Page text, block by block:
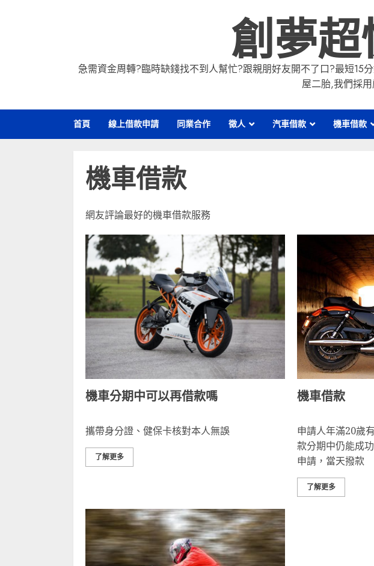
創夢
急需資金周轉?臨時缺錢找不到人幫忙?跟親朋好友開不了口?最短
屋二胎,我們採
首頁 線上借款申請 同業合作 徵人 汽車借款 機車借款
機車借款
網友評論最好的機車借款服務
機車分期中可以再借款嗎
攜帶身分證、健保卡核對本人無誤
了解更多
機車借款
申請人年滿20歲
款分期中仍能成
申請，當天撥款
了解更多